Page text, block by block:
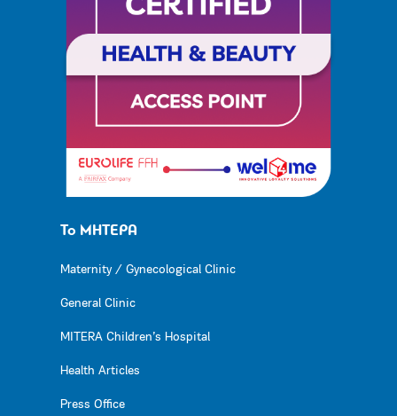
Το ΜΗΤΕΡΑ
Maternity / Gynecological Clinic
General Clinic
MITERA Children’s Hospital
Health Articles
Press Office